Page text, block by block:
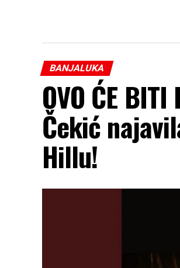
BANJALUKA
OVO ĆE
Čekić
Hillu!